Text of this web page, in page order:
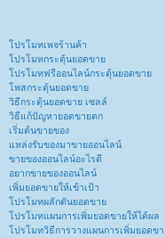
โปรโมทเพจร้านค้า
โปรโมทกระตุ้นยอดขาย
โปรโมทฟรีออนไลน์กระตุ้นยอดขาย
โพสกระตุ้นยอดขาย
วิธีกระตุ้นยอดขาย เซลล์
วิธีแก้ปัญหายอดขายตก
เริ่มต้นขายของ
แหล่งรับของมาขายออนไลน์
ขายของออนไลน์อะไรดี
อยากขายของออนไลน์
เพิ่มยอดขายให้เข้าเป้า
โปรโมทผลักดันยอดขาย
โปรโมทแผนการเพิ่มยอดขายให้ได้ผล
โปรโมทวิธีการวางแผนการเพิ่มยอดข